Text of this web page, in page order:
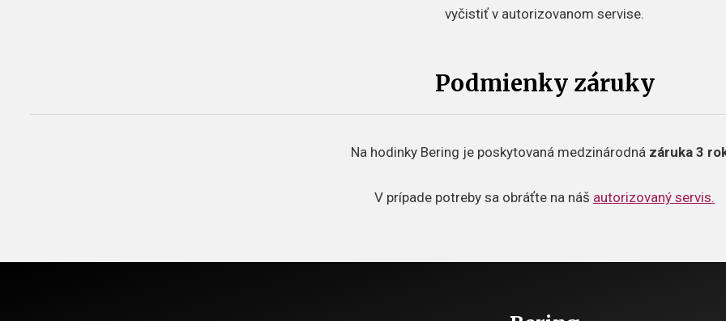
vyčistiť v autorizovanom servise.
Podmienky záruky
Na hodinky Bering je poskytovaná medzinárodnázáruka 3
V prípade potreby sa obráťte na náš autorizovaný servis.